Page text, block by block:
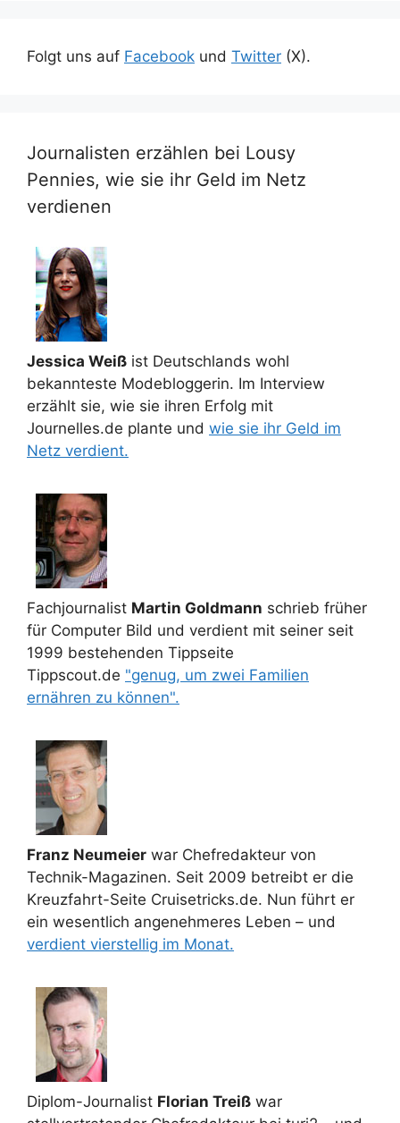
Folgt uns auf Facebook und Twitter (X).
Journalisten erzählen bei Lousy
Pennies, wie sie ihr Geld im Netz
verdienen
Jessica Weiß ist Deutschlands wohl
bekannteste Modebloggerin. Im Interview
erzählt sie, wie sie ihren Erfolg mit
Journelles.de plante und wie sie ihr Geld im
Netz verdient.
Fachjournalist Martin Goldmann schrieb früher
für Computer Bild und verdient mit seiner seit
1999 bestehenden Tippseite
Tippscout.de "genug, um zwei Familien
ernähren zu können".
Franz Neumeier war Chefredakteur von
Technik-Magazinen. Seit 2009 betreibt er die
Kreuzfahrt-Seite Cruisetricks.de. Nun führt er
ein wesentlich angenehmeres Leben – und
verdient vierstellig im Monat.
Diplom-Journalist Florian Treiß war